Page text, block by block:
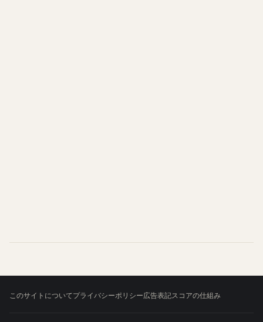
このサイトについてプライバシーポリシー広告表記スコアの仕組み